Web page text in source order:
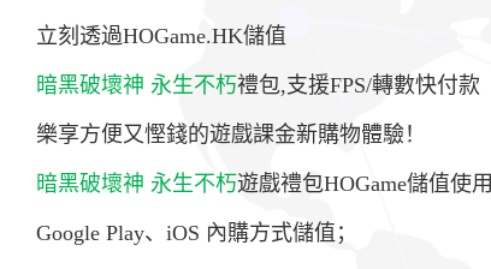
立刻透過HOGame.HK儲值
暗黑破壞神 永生不朽禮包,支援FPS/轉數快付款
樂享方便又慳錢的遊戲課金新購物體驗！
暗黑破壞神 永生不朽遊戲禮包HOGame儲值使用
Google Play、iOS 內購方式儲值；